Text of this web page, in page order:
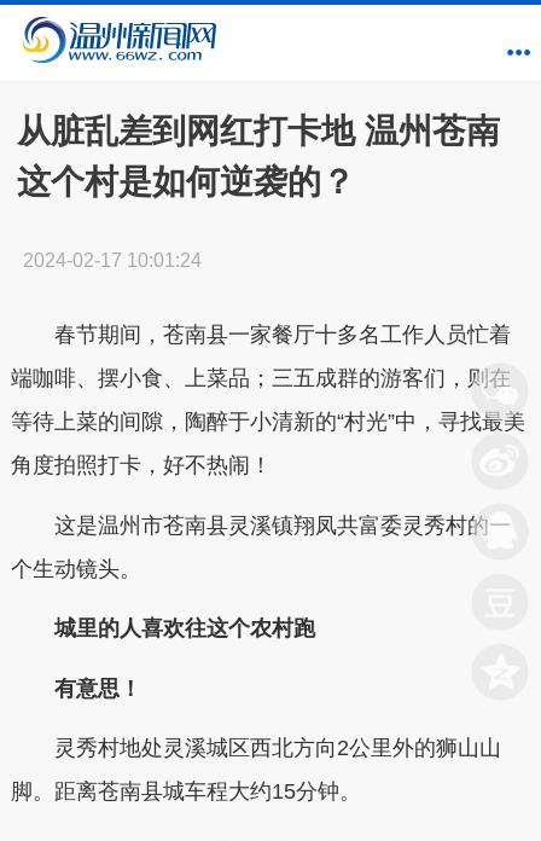
从脏乱差到网红打卡地 温州苍南
这个村是如何逆袭的？
2024-02-17 10:01:24
春节期间，苍南县一家餐厅十多名工作人员忙着
端咖啡、摆小食、上菜品；三五成群的游客们，则在
等待上菜的间隙，陶醉于小清新的“村光”中，寻找最美
角度拍照打卡，好不热闹！
这是温州市苍南县灵溪镇翔凤共富委灵秀村的一
个生动镜头。
城里的人喜欢往这个农村跑
有意思！
灵秀村地处灵溪城区西北方向2公里外的狮山山
脚。距离苍南县城车程大约15分钟。